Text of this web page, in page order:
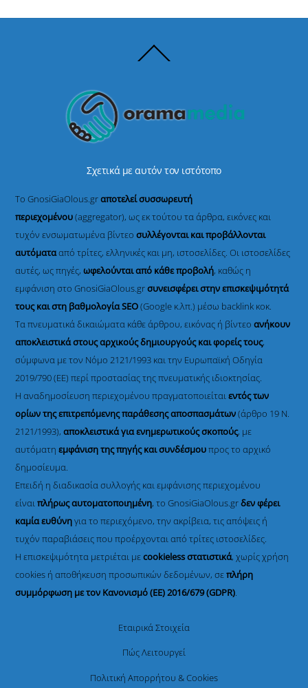
To
Σχετικά με αυτόν τον ιστότοπο
Το GnosiGiaOlous.grαποτελεί συσσωρευτή
περιεχομένου(aggregator), ως εκ τούτου τα άρθρα, εικόνες και
τυχόν ενσωματωμένα βίντεοσυλλέγονται και προβάλλονται
αυτόματααπό τρίτες, ελληνικές και μη, ιστοσελίδες. Οι ιστοσελίδες
αυτές, ως πηγές,ωφελούνται από κάθε προβολή, καθώς η
εμφάνιση στο GnosiGiaOlous.grσυνεισφέρει στην επισκεψιμότητά
τους και στη βαθμολογία SEO(Google κ.λπ.) μέσω backlink κοκ.
Τα πνευματικά δικαιώματα κάθε άρθρου, εικόνας ή βίντεοανήκουν
αποκλειστικά στους αρχικούς δημιουργούς και φορείς τους,
σύμφωνα με τον Νόμο 2121/1993 και την Ευρωπαϊκή Οδηγία
2019/790 (ΕΕ) περί προστασίας της πνευματικής ιδιοκτησίας.
Η αναδημοσίευση περιεχομένου πραγματοποιείταιεντός των
ορίων της επιτρεπόμενης παράθεσης αποσπασμάτων(άρθρο 19 Ν.
2121/1993), αποκλειστικά για ενημερωτικούς σκοπούς, με
αυτόματηεμφάνιση της πηγής και συνδέσμουπρος το αρχικό
δημοσίευμα.
Επειδή η διαδικασία συλλογής και εμφάνισης περιεχομένου
είναιπλήρως αυτοματοποιημένη, το GnosiGiaOlous.grδεν φέρει
καμία ευθύνηγια το περιεχόμενο, την ακρίβεια, τις απόψεις ή
τυχόν παραβιάσεις που προέρχονται από τρίτες ιστοσελίδες.
Η επισκεψιμότητα μετριέται μεcookieless στατιστικά, χωρίς χρήση
cookies ή αποθήκευση προσωπικών δεδομένων, σεπλήρη
συμμόρφωση με τον Κανονισμό (ΕΕ) 2016/679 (GDPR).
Εταιρικά Στοιχεία
Πώς Λειτουργεί
Πολιτική Απορρήτου & Cookies